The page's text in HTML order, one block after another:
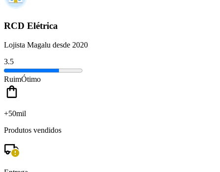
RCD Elétrica
Lojista Magalu desde 2020
3.5
RuimÓtimo
+50mil
Produtos vendidos